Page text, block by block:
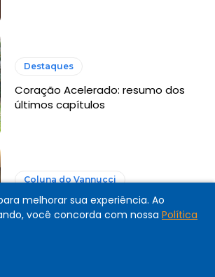
Destaques
Coração Acelerado: resumo dos
últimos capítulos
Coluna do Vannucci
Quem Ama Cuida aumenta
pressão sobre Avenida Brasil 2
melhorar sua experiência. Ao
você concorda com nossa Política